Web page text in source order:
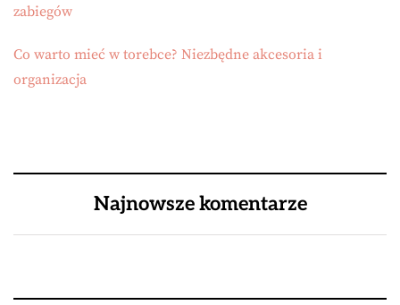
zabiegów
Co warto mieć w torebce? Niezbędne akcesoria i
organizacja
Najnowsze komentarze